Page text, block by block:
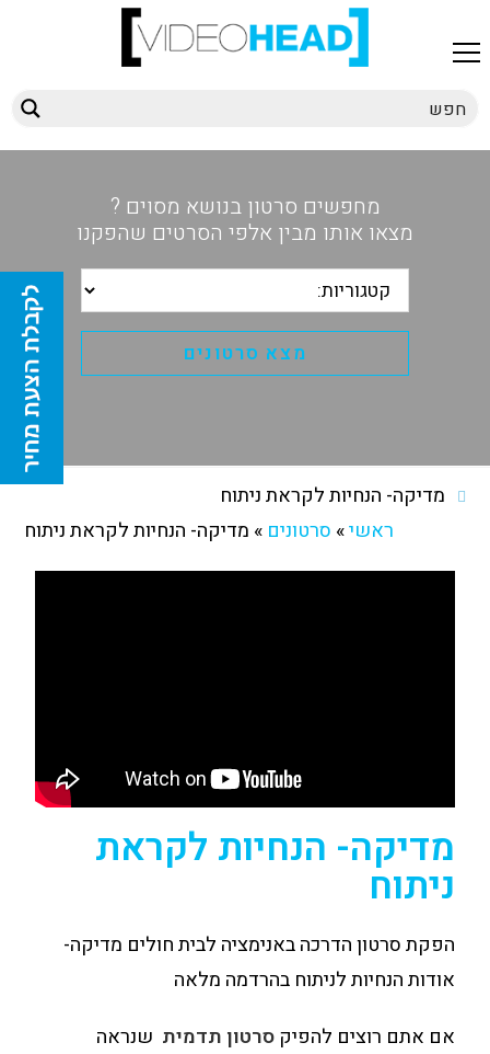
מחפשים סרטון בנושא מסוים ?
מצאו אותו מבין אלפי הסרטים שהפקנו
מדיקה- הנחיות לקראת ניתוח
ראשי» סרטונים » מדיקה- הנחיות לקראת ניתוח
מדיקה- הנחיות לקראת
ניתוח
הפקת סרטון הדרכה באנימציה לבית חולים מדיקה-
אודות הנחיות לניתוח בהרדמה מלאה
אם אתם רוצים להפיקסרטון תדמית שנראה